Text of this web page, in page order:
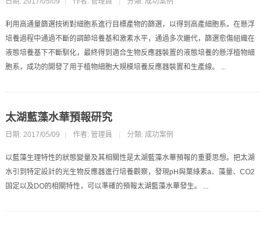
利用高通量篩選技術對細胞系進行目標產物的篩選，以得到高產細胞系。在懸浮
培養過程中通過不斷的調節培養基和激素水平，通過多次繼代，篩選愈傷組織在
液態培養基下不斷馴化，最終得到適合生物反應器裝置的液態培養的懸浮植物細
胞系，成功的開發了用于植物細胞大規模培養反應器裝置和生產線。 ...
太湖藍藻水華預報研究
日期: 2017/05/09 作者: 管理員 分類: 成功案例
以藍藻生理特性的狀態變量及其相關性是太湖藍藻水華預報的重要思想。把太湖
水引到特定設計的光生物反應器進行培養觀察，發現pH與葉綠素a、藻量、CO2
固定以及DO的相關特性，可以準確的預報太湖藍藻水華發生。 ...